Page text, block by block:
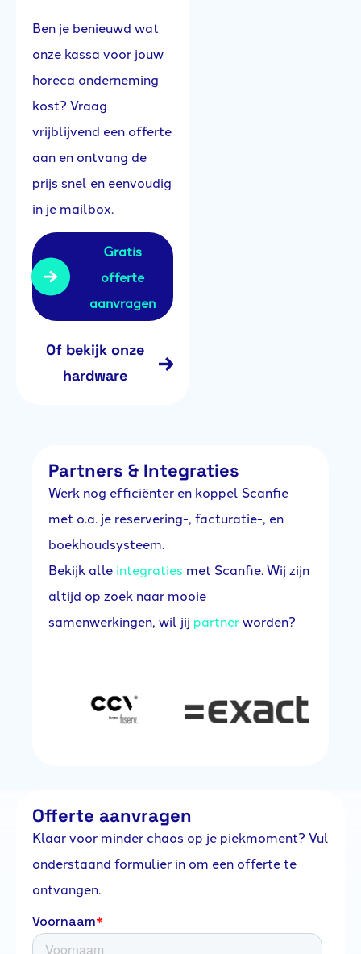
Ben je benieuwd wat
onze kassa voor jouw
horeca onderneming
kost? Vraag
vrijblijvend een offerte
aan en ontvang de
prijs snel en eenvoudig
in je mailbox.
Gratis
offerte
aanvragen
Of bekijk onze
hardware
Partners & Integraties
Werk nog efficiënter en koppel Scanfie
met o.a. je reservering-, facturatie-, en
boekhoudsysteem.
Bekijk alle integraties met Scanfie. Wij zijn
altijd op zoek naar mooie
samenwerkingen, wil jij partnerworden?
Offerte aanvragen
Klaar voor minder chaos op je piekmoment? Vul
onderstaand formulier in om een offerte te
ontvangen.